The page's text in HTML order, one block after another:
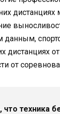
данным,
дистанциях
от
техника